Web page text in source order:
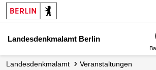
Landesdenkmalamt Berlin
Landesdenkmalamt
Veranstaltungen